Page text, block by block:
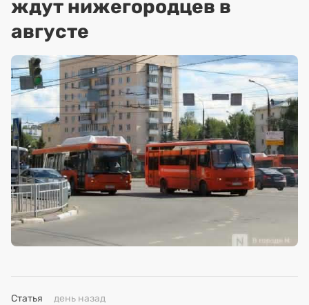
ждут нижегородцев в
августе
Статья день назад